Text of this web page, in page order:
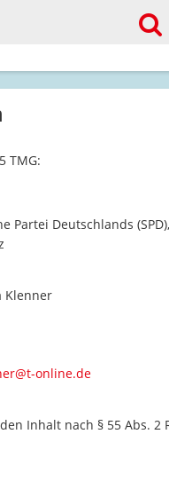
TMG:
Partei Deutschlands (SPD),
Klenner
online.de
Inhalt nach § 55 Abs. 2